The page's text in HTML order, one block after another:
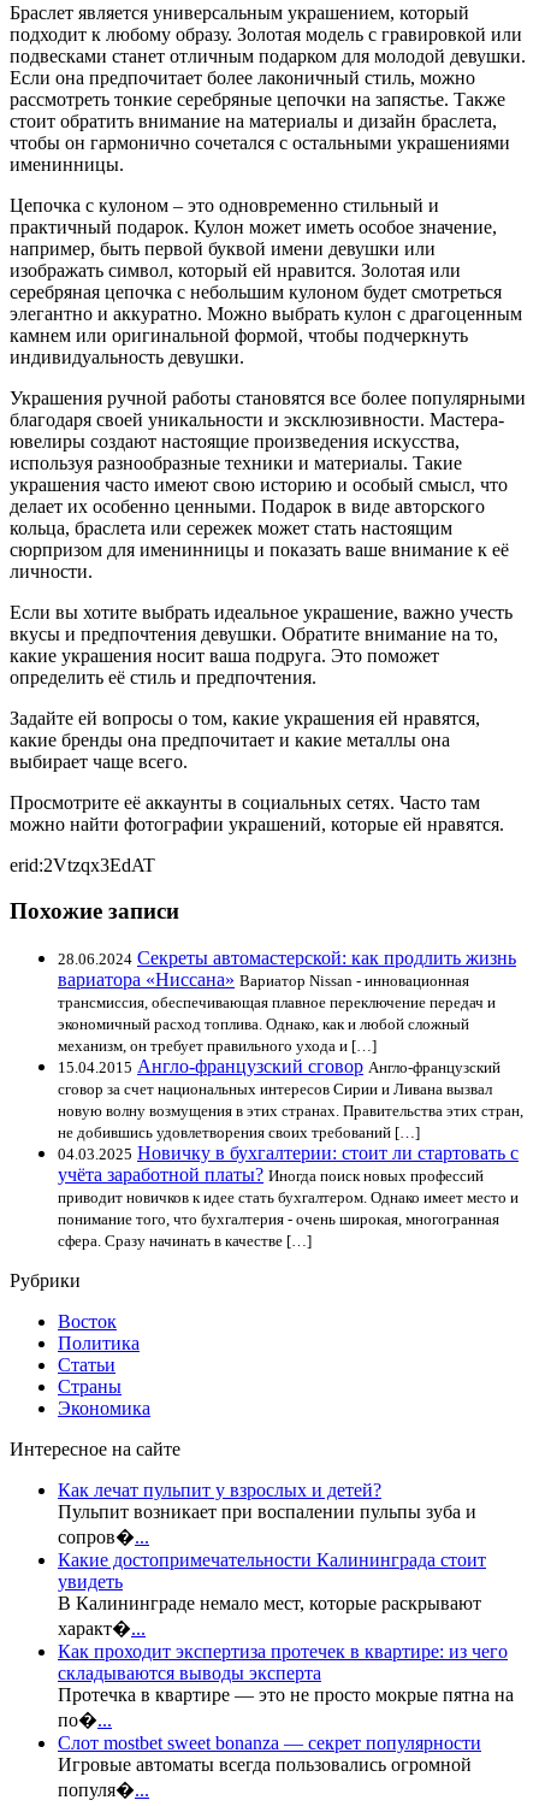
Браслет является универсальным украшением, который
подходит к любому образу. Золотая модель с гравировкой или
подвесками станет отличным подарком для молодой девушки.
Если она предпочитает более лаконичный стиль, можно
рассмотреть тонкие серебряные цепочки на запястье. Также
стоит обратить внимание на материалы и дизайн браслета,
чтобы он гармонично сочетался с остальными украшениями
именинницы.
Цепочка с кулоном – это одновременно стильный и
практичный подарок. Кулон может иметь особое значение,
например, быть первой буквой имени девушки или
изображать символ, который ей нравится. Золотая или
серебряная цепочка с небольшим кулоном будет смотреться
элегантно и аккуратно. Можно выбрать кулон с драгоценным
камнем или оригинальной формой, чтобы подчеркнуть
индивидуальность девушки.
Украшения ручной работы становятся все более популярными
благодаря своей уникальности и эксклюзивности. Мастера-
ювелиры создают настоящие произведения искусства,
используя разнообразные техники и материалы. Такие
украшения часто имеют свою историю и особый смысл, что
делает их особенно ценными. Подарок в виде авторского
кольца, браслета или сережек может стать настоящим
сюрпризом для именинницы и показать ваше внимание к её
личности.
Если вы хотите выбрать идеальное украшение, важно учесть
вкусы и предпочтения девушки. Обратите внимание на то,
какие украшения носит ваша подруга. Это поможет
определить её стиль и предпочтения.
Задайте ей вопросы о том, какие украшения ей нравятся,
какие бренды она предпочитает и какие металлы она
выбирает чаще всего.
Просмотрите её аккаунты в социальных сетях. Часто там
можно найти фотографии украшений, которые ей нравятся.
erid:2Vtzqx3EdAT
Похожие записи
28.06.2024 Секреты автомастерской: как продлить жизнь
вариатора «Ниссана» Вариатор Nissan - инновационная
трансмиссия, обеспечивающая плавное переключение передач и
экономичный расход топлива. Однако, как и любой сложный
механизм, он требует правильного ухода и […]
15.04.2015 Англо-французский сговор Англо-французский
сговор за счет национальных интересов Сирии и Ливана вызвал
новую волну возмущения в этих странах. Правительства этих стран,
не добившись удовлетворения своих требований […]
04.03.2025 Новичку в бухгалтерии: стоит ли стартовать с
учёта заработной платы? Иногда поиск новых профессий
приводит новичков к идее стать бухгалтером. Однако имеет место и
понимание того, что бухгалтерия - очень широкая, многогранная
сфера. Сразу начинать в качестве […]
Рубрики
Восток
Политика
Статьи
Страны
Экономика
Интересное на сайте
Как лечат пульпит у взрослых и детей?
Пульпит возникает при воспалении пульпы зуба и
сопров�...
Какие достопримечательности Калининграда стоит
увидеть
В Калининграде немало мест, которые раскрывают
характ�...
Как проходит экспертиза протечек в квартире: из чего
складываются выводы эксперта
Протечка в квартире — это не просто мокрые пятна на
по�...
Слот mostbet sweet bonanza — секрет популярности
Игровые автоматы всегда пользовались огромной
популя�...